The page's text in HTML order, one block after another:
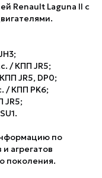
Renault Laguna II с
/ КПП JR5;
JR5, DP0;
/ КПП PK6;
JR5;
по
агрегатов
поколения.